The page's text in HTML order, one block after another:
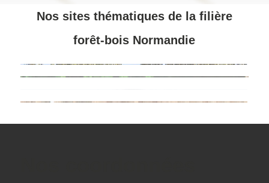
Nos sites thématiques de la filière
forêt-bois Normandie